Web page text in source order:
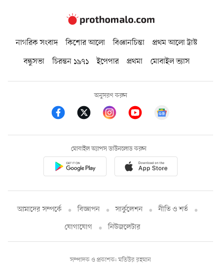
নাগরিক সংবাদ কিশোর আলো বিজ্ঞানচিন্তা
প্রথম আলো ট্রাস্ট
বন্ধুসভা
চিরন্তন ১৯৭১ ইপেপার প্রথমা মোবাইল ভ্যাস
অনুসরণ করুন
মোবাইল অ্যাপস ডাউনলোড করুন
আমাদের সম্পর্কে বিজ্ঞাপন সার্কুলেশন
নীতি ও শর্ত
যোগাযোগ
নিউজলেটার
সম্পাদক ও প্রকাশক: মতিউর রহমান